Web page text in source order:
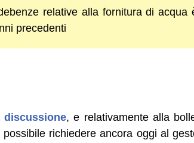
relative alla fornitura di
precedenti
discussione, e relativamente alla
richiedere ancora oggi al